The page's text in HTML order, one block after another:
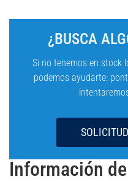
¿BUSCA
Si no tenemos en stock
podemos ayudarte:
Información